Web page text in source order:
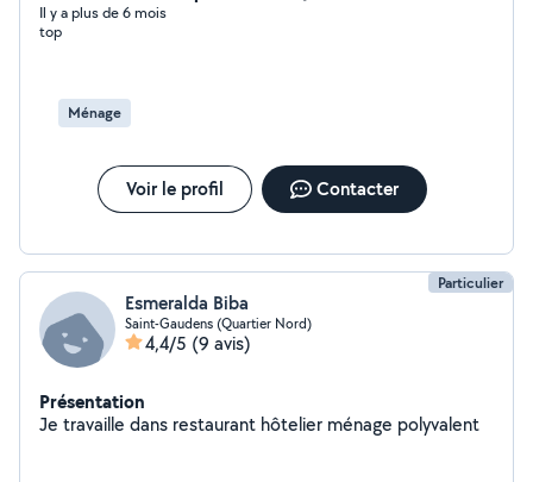
Il y a plus de 6 mois
top
Ménage
Voir le profil Contacter
Particulier
Esmeralda Biba
Saint-Gaudens (Quartier Nord)
4,4/5 (9 avis)
Présentation
Je travaille dans restaurant hôtelier ménage polyvalent